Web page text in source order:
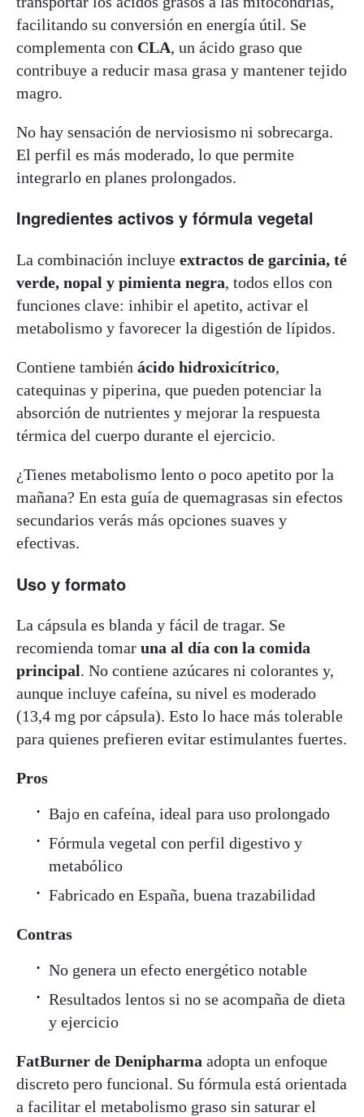
facilitando su conversión en energía útil. Se
complementa con CLA, un ácido graso que
contribuye a reducir masa grasa y mantener tejido
magro.
No hay sensación de nerviosismo ni sobrecarga.
El perfil es más moderado, lo que permite
integrarlo en planes prolongados.
Ingredientes activos y fórmula vegetal
La combinación incluye extractos de garcinia, té
verde, nopal y pimienta negra, todos ellos con
funciones clave: inhibir el apetito, activar el
metabolismo y favorecer la digestión de lípidos.
Contiene también ácido hidroxicítrico,
catequinas y piperina, que pueden potenciar la
absorción de nutrientes y mejorar la respuesta
térmica del cuerpo durante el ejercicio.
¿Tienes metabolismo lento o poco apetito por la
mañana? En esta guía de quemagrasas sin efectos
secundarios verás más opciones suaves y
efectivas.
Uso y formato
La cápsula es blanda y fácil de tragar. Se
recomienda tomar una al día con la comida
principal. No contiene azúcares ni colorantes y,
aunque incluye cafeína, su nivel es moderado
(13,4 mg por cápsula). Esto lo hace más tolerable
para quienes prefieren evitar estimulantes fuertes.
Pros
Bajo en cafeína, ideal para uso prolongado
Fórmula vegetal con perfil digestivo y
metabólico
Fabricado en España, buena trazabilidad
Contras
No genera un efecto energético notable
Resultados lentos si no se acompaña de dieta
y ejercicio
FatBurner de Denipharma adopta un enfoque
discreto pero funcional. Su fórmula está orientada
a facilitar el metabolismo graso sin saturar el